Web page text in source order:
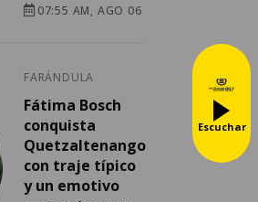
07:55 AM, AGO 06
FARÁNDULA
Fátima Bosch
conquista
Quetzaltenango
con traje típico
y un emotivo
Escuchar